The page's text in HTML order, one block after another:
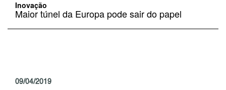
Inovação
Maior túnel da Europa pode sair do papel
09/04/2019